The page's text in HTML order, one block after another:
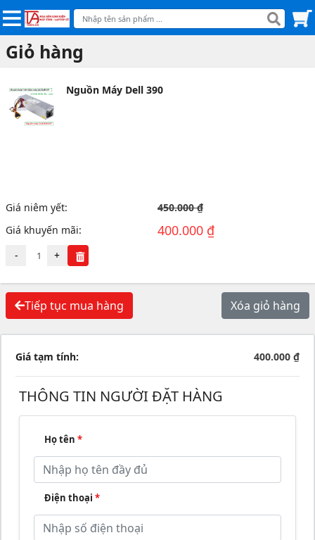
Giỏ hàng
Nguồn Máy Dell 390
Giá niêm yết:
450.000 ₫
Giá khuyến mãi:
400.000 ₫
- +
Tiếp tục mua hàng Xóa giỏ hàng
Giá tạm tính: 400.000 ₫
THÔNG TIN NGƯỜI ĐẶT HÀNG
Họ tên *
Điện thoại *